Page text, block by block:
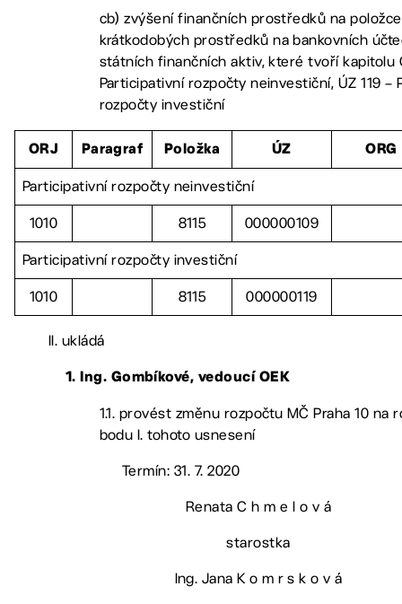
cb) zvýšení finančních prostředků na
krátkodobých prostředků na bankovních
státních finančních aktiv, které tvoří kapitolu
Participativní rozpočty neinvestiční, ÚZ 119 –
rozpočty investiční
ORJ Paragraf Položka ÚZ ORG
Participativní rozpočty neinvestiční
1010 8115 000000109
Participativní rozpočty investiční
1010 8115 000000119
II. ukládá
1. Ing. Gombíkové, vedoucí OEK
1.1. provést změnu rozpočtu MČ Praha 10 na
bodu I. tohoto usnesení
Termín: 31. 7. 2020
Renata C h m e l o v á
starostka
Ing. Jana K o m r s k o v á